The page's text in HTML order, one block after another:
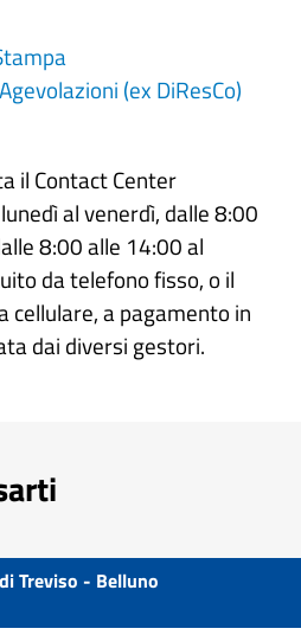
(ex DiResCo)
il Contact Center
al venerdì, dalle 8:00
8:00 alle 14:00 al
da telefono fisso, o il
a pagamento in
dai diversi gestori.
Treviso - Belluno